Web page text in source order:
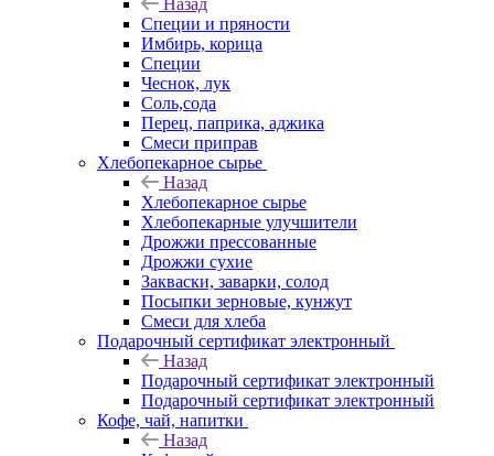
Назад
Специи и пряности
Имбирь, корица
Специи
Чеснок, лук
Соль,сода
Перец, паприка, аджика
Смеси приправ
Хлебопекарное сырье
Назад
Хлебопекарное сырье
Хлебопекарные улучшители
Дрожжи прессованные
Дрожжи сухие
Закваски, заварки, солод
Посыпки зерновые, кунжут
Смеси для хлеба
Подарочный сертификат электронный
Назад
Подарочный сертификат электронный
Подарочный сертификат электронный
Кофе, чай, напитки
Назад